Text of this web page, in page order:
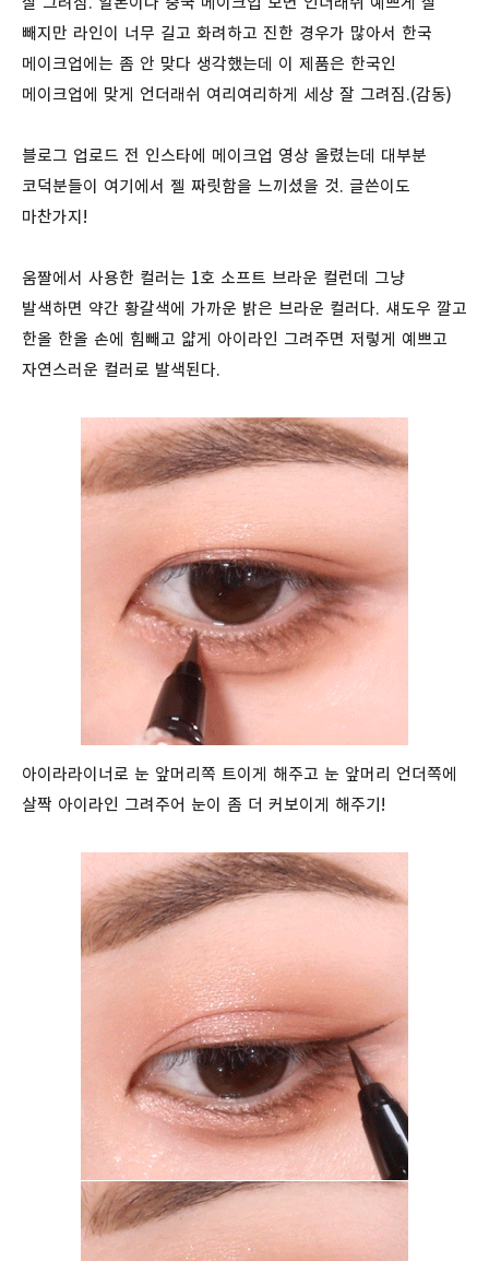
빼지만 라인이 너무 길고 화려하고 진한 경우가 많아서 한국
메이크업에는 좀 안 맞다 생각했는데 이 제품은 한국인
메이크업에 맞게 언더래쉬 여리여리하게 세상 잘 그려짐.(감동)
블로그 업로드 전 인스타에 메이크업 영상 올렸는데 대부분
코덕분들이 여기에서 젤 짜릿함을 느끼셨을 것. 글쓴이도
마찬가지!
움짤에서 사용한 컬러는 1호 소프트 브라운 컬런데 그냥
발색하면 약간 황갈색에 가까운 밝은 브라운 컬러다. 섀도우 깔고
한올 한올 손에 힘빼고 얇게 아이라인 그려주면 저렇게 예쁘고
자연스러운 컬러로 발색된다.
아이라라이너로 눈 앞머리쪽 트이게 해주고 눈 앞머리 언더쪽에
살짝 아이라인 그려주어 눈이 좀 더 커보이게 해주기!